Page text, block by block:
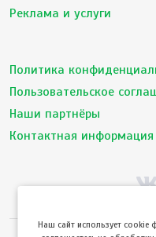
Реклама и услуги
Политика
Пользовательское
Наши партнёры
Контактная информация
Hаш сайт использует